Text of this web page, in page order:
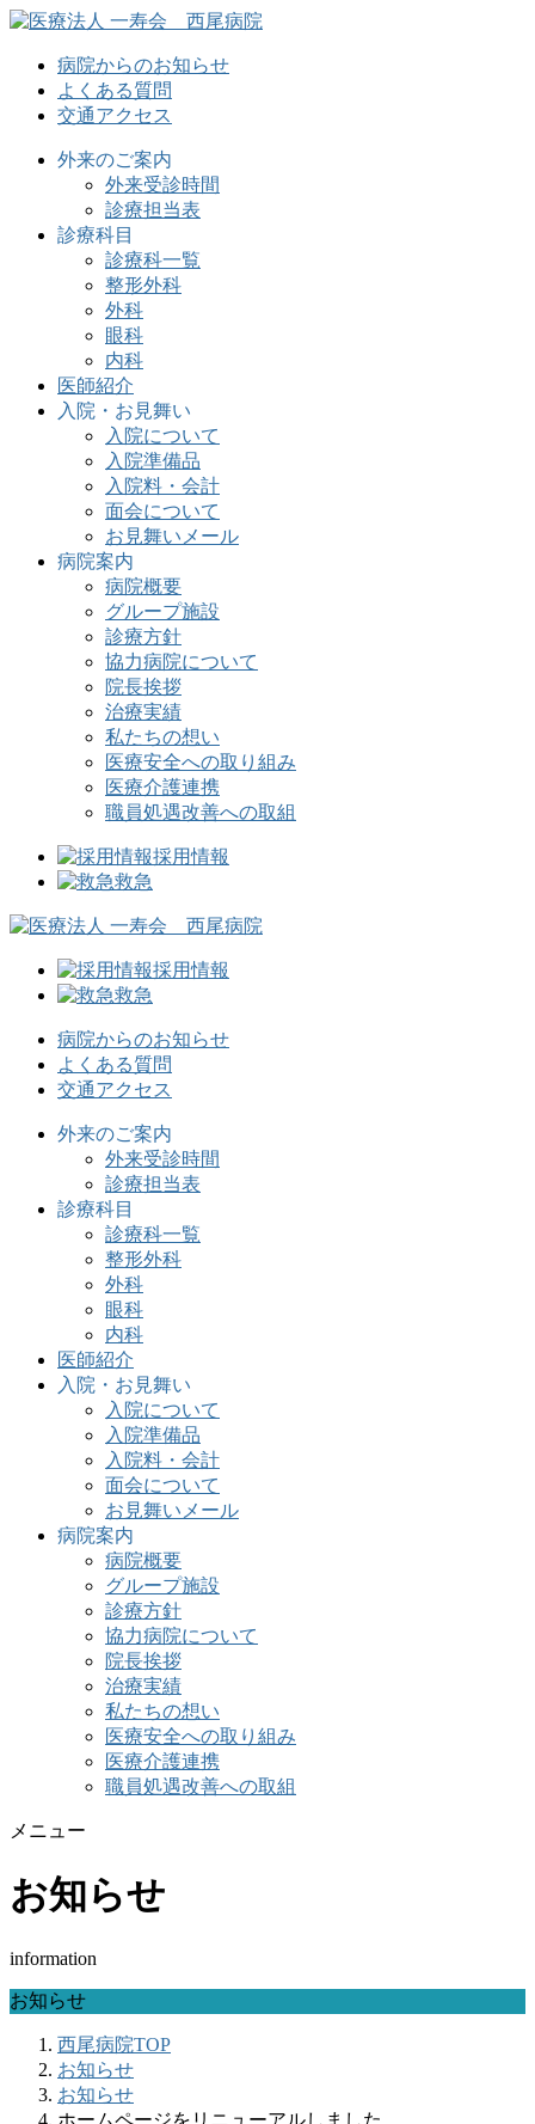
病院からのお知らせ
よくある質問
交通アクセス
外来のご案内
外来受診時間
診療担当表
診療科目
診療科一覧
整形外科
外科
眼科
内科
医師紹介
入院・お見舞い
入院について
入院準備品
入院料・会計
面会について
お見舞いメール
病院案内
病院概要
グループ施設
診療方針
協力病院について
院長挨拶
治療実績
私たちの想い
医療安全への取り組み
医療介護連携
職員処遇改善への取組
採用情報
救急
採用情報
救急
病院からのお知らせ
よくある質問
交通アクセス
外来のご案内
外来受診時間
診療担当表
診療科目
診療科一覧
整形外科
外科
眼科
内科
医師紹介
入院・お見舞い
入院について
入院準備品
入院料・会計
面会について
お見舞いメール
病院案内
病院概要
グループ施設
診療方針
協力病院について
院長挨拶
治療実績
私たちの想い
医療安全への取り組み
医療介護連携
職員処遇改善への取組
メニュー
お知らせ
information
お知らせ
西尾病院TOP
お知らせ
お知らせ
ホームページをリニューアルしました